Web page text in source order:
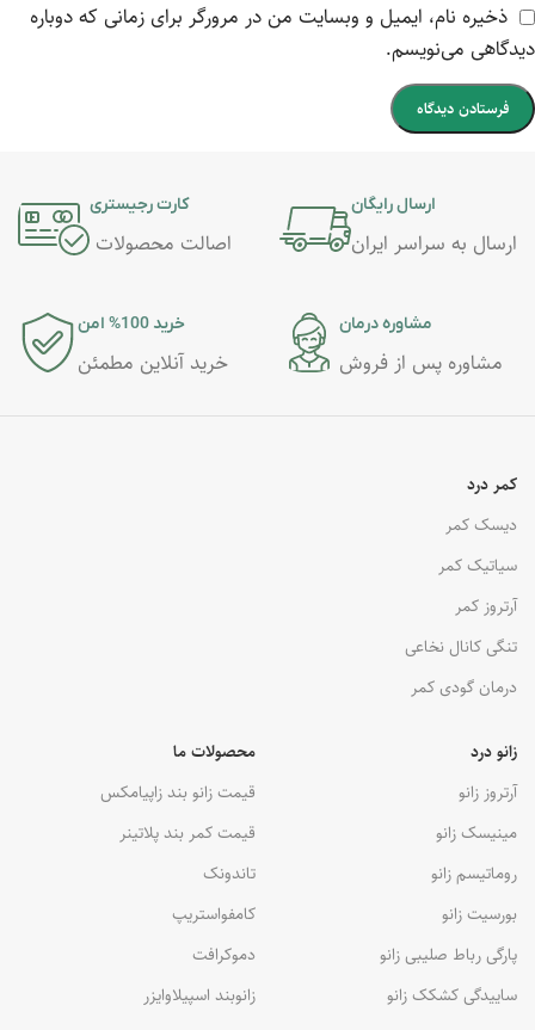
ذخیره نام، ایمیل و وبسایت من در مرورگر برای زمانی که دوباره
دیدگاهی می‌نویسم.
ارسال رایگان
ارسال به سراسر ایران
کارت رجیستری
اصالت محصولات
مشاوره درمان
مشاوره پس از فروش
خرید 100% امن
خرید آنلاین مطمئن
محصولات ما
قیمت زانو بند زاپیامکس
قیمت کمر بند پلاتینر
تاندونک
کامفواستریپ
دموکرافت
زانوبند اسپیلاوایزر
زانو درد
آرتروز زانو
مینیسک زانو
روماتیسم زانو
بورسیت زانو
پارگی رباط صلیبی زانو
ساییدگی کشکک زانو
کمر درد
دیسک کمر
سیاتیک کمر
آرتروز کمر
تنگی کانال نخاعی
درمان گودی کمر